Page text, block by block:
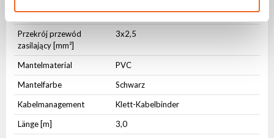
sygnałowy DMX [mm²]
Przekrój przewód
zasilający [mm²]
3x2,5
Mantelmaterial
PVC
Mantelfarbe
Schwarz
Kabelmanagement
Klett-Kabelbinder
Länge [m]
3,0